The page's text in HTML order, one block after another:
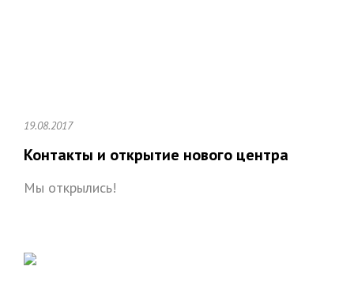
19.08.2017
Контакты и открытие нового центра
Мы открылись!